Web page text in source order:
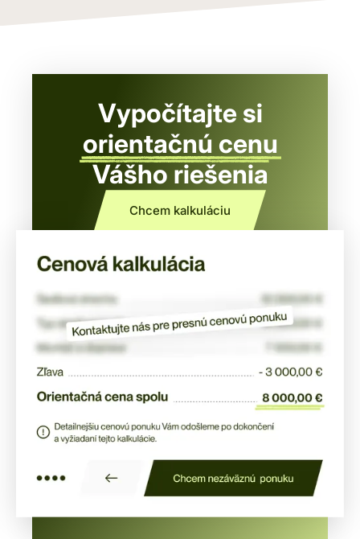
Vypočítajte si
orientačnú cenu
Vášho riešenia
Chcem kalkuláciu